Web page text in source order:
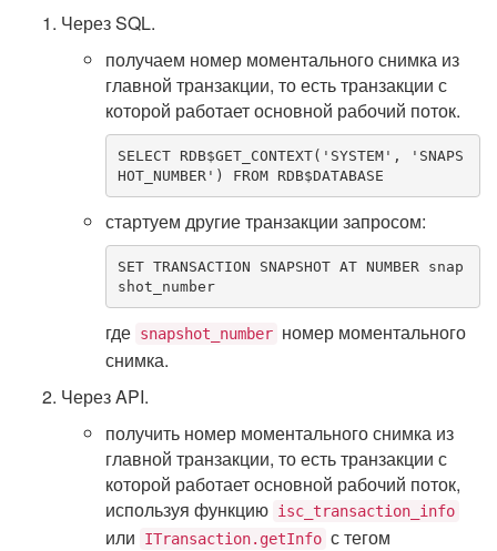
Через SQL.
получаем номер моментального снимка из
главной транзакции, то есть транзакции с
которой работает основной рабочий поток.
SELECT RDB$GET_CONTEXT( 'SYSTEM' ,
'SNAPS
HOT_NUMBER' ) FROM RDB$DATABASE
стартуем другие транзакции запросом:
SET TRANSACTION SNAPSHOT AT NUMBER snap
shot_number
где snapshot_number номер моментального
снимка.
Через API.
получить номер моментального снимка из
главной транзакции, то есть транзакции с
которой работает основной рабочий поток,
используя функцию isc_transaction_info
или ITransaction.getInfo с тегом